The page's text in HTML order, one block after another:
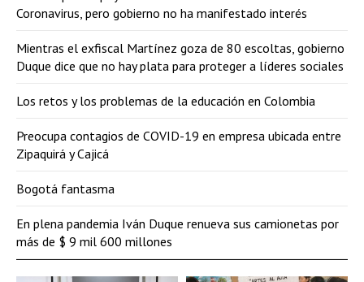
Coronavirus, pero gobierno no ha manifestado interés
Mientras el exfiscal Martínez goza de 80 escoltas, gobierno
Duque dice que no hay plata para proteger a líderes sociales
Los retos y los problemas de la educación en Colombia
Preocupa contagios de COVID-19 en empresa ubicada entre
Zipaquirá y Cajicá
Bogotá fantasma
En plena pandemia Iván Duque renueva sus camionetas por
más de $ 9 mil 600 millones